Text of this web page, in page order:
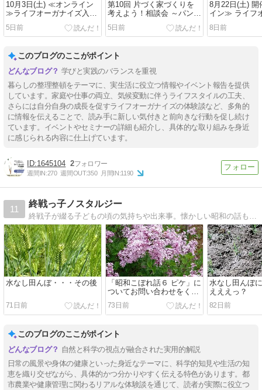
10月3日(土) ≪オンライン
≫ライフオーガナイズ入門
講座 ～思考の整理編～ 受
付中♪
5日前
第10回 片づく家づくりを
考えよう！相談会 ～パント
リー～
5日前
8月22日(土)
イン≫ ライフ
ー🄬2級認定講
付中！
8日前
このブログのここがポイント
学びと実践のバランスを重視
暮らしの整理整頓をテーマに、実生活に役立つ情報やイベント報告を提供
しています。家庭や仕事の両立、気候変動に伴うライフスタイルの工夫、
さらには自分自身の成長を促すライフオーガナイズの体験談など、多角的
に情報を伝えることで、読み手に新しい気付きと前向きな行動を促し続け
ています。イベントやセミナーの詳細も紹介し、具体的な取り組みを身近
に感じられる内容に仕上げています。
1645104 2
週間IN:270 週間OUT:350 月間IN:1190
11
終戦っ子ノスタルジー
終戦子が綴る子どもの頃の気持ちや出来事。懐かしい昭和の話も満載です。
水なし田んぼ・・・その後
71日前
「昭和こぼれ話６ ピケ」に
ついてお問い合わせをくだ
さったＭさま
73日前
水なし田んぼ
えええっ？
82日前
このブログのここがポイント
自然と科学の視点が融合された実用的解説
日常の風景や身体の健康といった身近なテーマに、科学的知見や生活の知
恵を織り交ぜながら、具体的かつ分かりやすく伝える特色があります。都
市農業や健康管理に関わるリアルな体験談を通じて、読者が実際に役立つ